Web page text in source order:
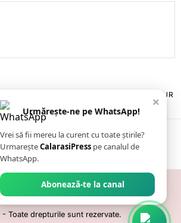
POLITICA DE ANULARE & RETUR
& TIPĂRITĂ
CONTACT
ANUNȚUL CĂLĂRĂȘEAN
- Toate drepturile sunt rezervate.
×
Urmărește-ne pe WhatsApp!
Vrei să fii mereu la curent cu toate știrile?
UrmareșteCalarasiPress pe canalul de
WhatsApp.
Abonează-te la canal